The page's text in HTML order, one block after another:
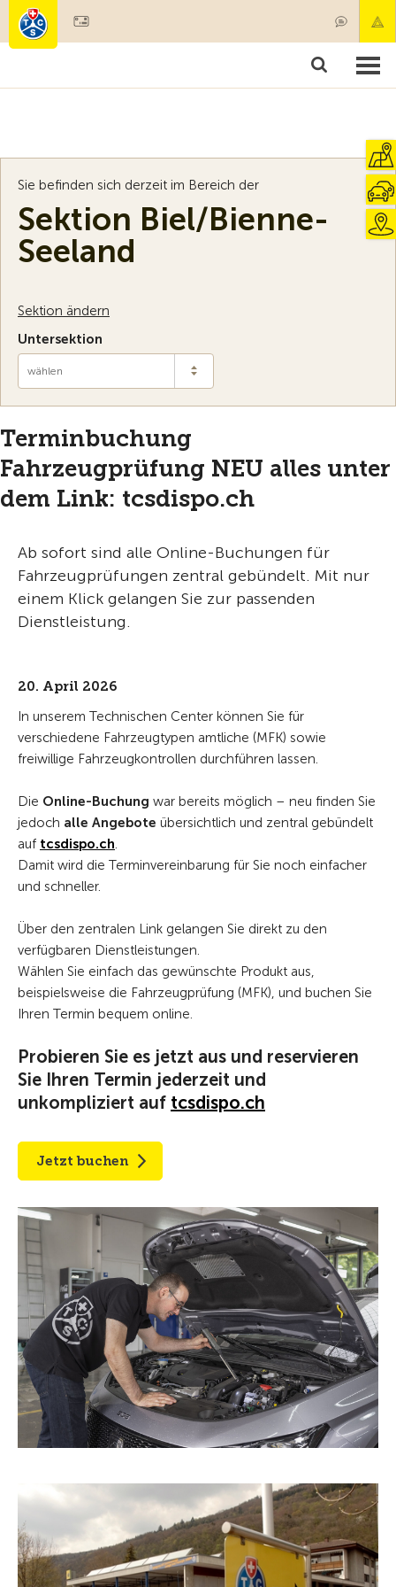
Mitgliedschaft & Leistungen
Sie befinden sich derzeit im Bereich der
Sektion Biel/Bienne-
Seeland
Sektion ändern
Untersektion
wählen
Terminbuchung
Fahrzeugprüfung NEU alles unter
dem Link: tcsdispo.ch
Ab sofort sind alle Online-Buchungen für
Fahrzeugprüfungen zentral gebündelt. Mit nur
einem Klick gelangen Sie zur passenden
Dienstleistung.
20. April 2026
In unserem Technischen Center können Sie für
verschiedene Fahrzeugtypen amtliche (MFK) sowie
freiwillige Fahrzeugkontrollen durchführen lassen.
Die Online-Buchung war bereits möglich – neu finden Sie
jedoch alle Angebote übersichtlich und zentral gebündelt
auf tcsdispo.ch.
Damit wird die Terminvereinbarung für Sie noch einfacher
und schneller.
Über den zentralen Link gelangen Sie direkt zu den
verfügbaren Dienstleistungen.
Wählen Sie einfach das gewünschte Produkt aus,
beispielsweise die Fahrzeugprüfung (MFK), und buchen Sie
Ihren Termin bequem online.
Probieren Sie es jetzt aus und reservieren
Sie Ihren Termin jederzeit und
unkompliziert auf tcsdispo.ch
Jetzt buchen